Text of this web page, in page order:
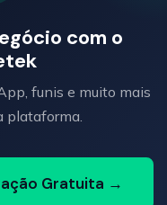
com o
funis e muito mais
plataforma.
Gratuita →